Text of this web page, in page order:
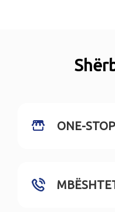
ONE-